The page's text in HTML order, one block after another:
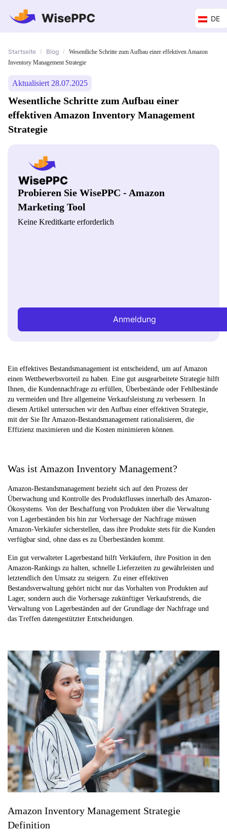
DE
Startseite / Blog /
Wesentliche Schritte zum Aufbau einer effektiven Amazon
Inventory Management Strategie
Aktualisiert 28.07.2025
Wesentliche Schritte zum Aufbau einer
effektiven Amazon Inventory Management
Strategie
Probieren Sie WisePPC - Amazon
Marketing Tool
Keine Kreditkarte erforderlich
Anmeldung
Ein effektives Bestandsmanagement ist entscheidend, um auf Amazon
einen Wettbewerbsvorteil zu haben. Eine gut ausgearbeitete Strategie hilft
Ihnen, die Kundennachfrage zu erfüllen, Überbestände oder Fehlbestände
zu vermeiden und Ihre allgemeine Verkaufsleistung zu verbessern. In
diesem Artikel untersuchen wir den Aufbau einer effektiven Strategie,
mit der Sie Ihr Amazon-Bestandsmanagement rationalisieren, die
Effizienz maximieren und die Kosten minimieren können.
Was ist Amazon Inventory Management?
Amazon-Bestandsmanagement bezieht sich auf den Prozess der
Überwachung und Kontrolle des Produktflusses innerhalb des Amazon-
Ökosystems. Von der Beschaffung von Produkten über die Verwaltung
von Lagerbeständen bis hin zur Vorhersage der Nachfrage müssen
Amazon-Verkäufer sicherstellen, dass ihre Produkte stets für die Kunden
verfügbar sind, ohne dass es zu Überbeständen kommt.
Ein gut verwalteter Lagerbestand hilft Verkäufern, ihre Position in den
Amazon-Rankings zu halten, schnelle Lieferzeiten zu gewährleisten und
letztendlich den Umsatz zu steigern. Zu einer effektiven
Bestandsverwaltung gehört nicht nur das Vorhalten von Produkten auf
Lager, sondern auch die Vorhersage zukünftiger Verkaufstrends, die
Verwaltung von Lagerbeständen auf der Grundlage der Nachfrage und
das Treffen datengestützter Entscheidungen.
Amazon Inventory Management Strategie
Definition